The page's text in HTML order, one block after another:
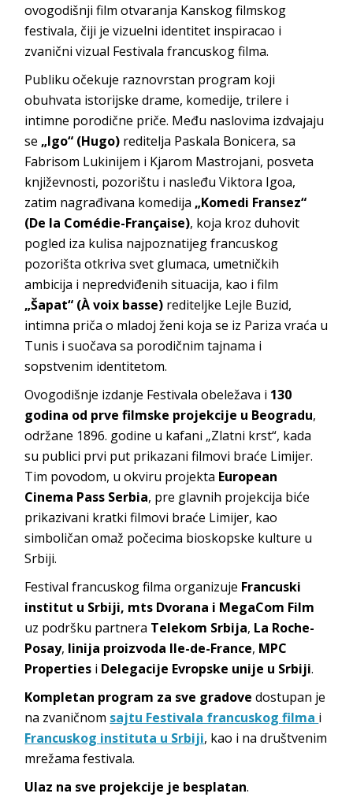
ovogodišnji film otvaranja Kanskog filmskog
festivala, čiji je vizuelni identitet inspiracao i
zvanični vizual Festivala francuskog filma.
Publiku očekuje raznovrstan program koji
obuhvata istorijske drame, komedije, trilere i
intimne porodične priče. Među naslovima izdvajaju
se „Igo“ (Hugo) reditelja Paskala Bonicera, sa
Fabrisom Lukinijem i Kjarom Mastrojani, posveta
književnosti, pozorištu i nasleđu Viktora Igoa,
zatim nagrađivana komedija „Komedi Fransez“
(De la Comédie-Française), koja kroz duhovit
pogled iza kulisa najpoznatijeg francuskog
pozorišta otkriva svet glumaca, umetničkih
ambicija i nepredviđenih situacija, kao i film
„Šapat“ (À voix basse) rediteljke Lejle Buzid,
intimna priča o mladoj ženi koja se iz Pariza vraća u
Tunis i suočava sa porodičnim tajnama i
sopstvenim identitetom.
Ovogodišnje izdanje Festivala obeležava i 130
godina od prve filmske projekcije u Beogradu,
održane 1896. godine u kafani „Zlatni krst“, kada
su publici prvi put prikazani filmovi braće Limijer.
Tim povodom, u okviru projekta European
Cinema Pass Serbia, pre glavnih projekcija biće
prikazivani kratki filmovi braće Limijer, kao
simboličan omaž počecima bioskopske kulture u
Srbiji.
Festival francuskog filma organizuje Francuski
institut u Srbiji, mts Dvorana i MegaCom Film
uz podršku partnera Telekom Srbija, La Roche-
Posay, linija proizvoda Ile-de-France, MPC
Properties i Delegacije Evropske unije u Srbiji.
Kompletan program za sve gradovedostupan je
na zvaničnom sajtu Festivala francuskog filma i
Francuskog instituta u Srbiji, kao i na društvenim
mrežama festivala.
Ulaz na sve projekcije je besplatan.